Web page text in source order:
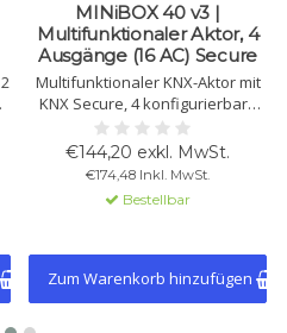
MINiBOX 40 v3 |
Multifunktionaler Aktor, 4
Ausgänge (16 AC) Secure
Multifunktionaler KNX-Aktor mit
KNX Secure, 4 konfigurierbare
Ausgänge (16 A C-Load), geeignet
für Jalousiesteuerung, Fan-Coil-
Kontrolle, Logik und mehr.
€144,20 exkl. MwSt.
€174,48 Inkl. MwSt.
Bestellbar
Zum Warenkorb hinzufügen